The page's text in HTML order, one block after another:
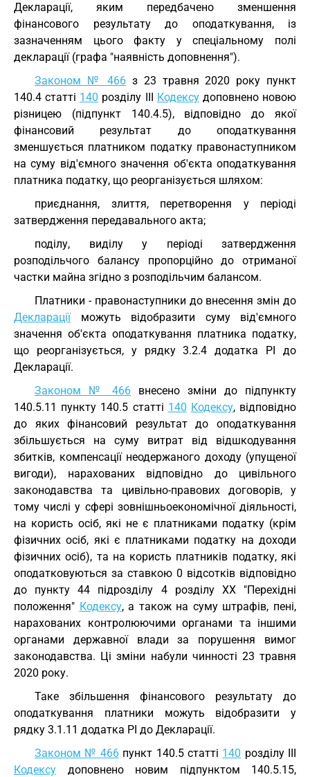
Декларації, яким передбачено зменшення
фінансового результату до оподаткування, із
зазначенням цього факту у спеціальному полі
декларації (графа "наявність доповнення").
Законом № 466 з 23 травня 2020 року пункт
140.4 статті 140 розділу III Кодексудоповнено новою
різницею (підпункт 140.4.5), відповідно до якої
фінансовий результат до оподаткування
зменшується платником податку правонаступником
на суму від'ємного значення об'єкта оподаткування
платника податку, що реорганізується шляхом:
приєднання, злиття, перетворення у періоді
затвердження передавального акта;
поділу, виділу у періоді затвердження
розподільчого балансу пропорційно до отриманої
частки майна згідно з розподільчим балансом.
Платники - правонаступники до внесення змін до
Деклараціїможуть відобразити суму від'ємного
значення об'єкта оподаткування платника податку,
що реорганізується, у рядку 3.2.4 додатка РІ до
Декларації.
Законом № 466 внесено зміни до підпункту
140.5.11 пункту 140.5 статті 140 Кодексу, відповідно
до яких фінансовий результат до оподаткування
збільшується на суму витрат від відшкодування
збитків, компенсації неодержаного доходу (упущеної
вигоди), нарахованих відповідно до цивільного
законодавства та цивільно-правових договорів, у
тому числі у сфері зовнішньоекономічної діяльності,
на користь осіб, які не є платниками податку (крім
фізичних осіб, які є платниками податку на доходи
фізичних осіб), та на користь платників податку, які
оподатковуються за ставкою 0 відсотків відповідно
до пункту 44 підрозділу 4 розділу XX "Перехідні
положення" Кодексу, а також на суму штрафів, пені,
нарахованих контролюючими органами та іншими
органами державної влади за порушення вимог
законодавства. Ці зміни набули чинності 23 травня
2020 року.
Таке збільшення фінансового результату до
оподаткування платники можуть відобразити у
рядку 3.1.11 додатка РІ до Декларації.
Законом № 466 пункт 140.5 статті 140 розділу III
Кодексу доповнено новим підпунктом 140.5.15,